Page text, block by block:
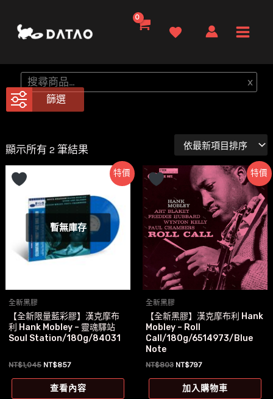
要
內
Menu
搜
尋
x
篩選
顯示所有 2 筆結果
新
排
序
特價
暫無庫存
全新黑膠
【全新限量藍彩膠】漢克摩布
利 Hank Mobley – 靈魂驛站
Soul Station/180g/84031
NT$1,045 原
價
格：
NT$857目
價
格：
查看內容
特價
全新黑膠
【全新黑膠】漢克摩布利 Hank
Mobley – Roll
Call/180g/6514973/Blue
Note
NT$803 原
價
格：
NT$797目
價
格：
加入購物車